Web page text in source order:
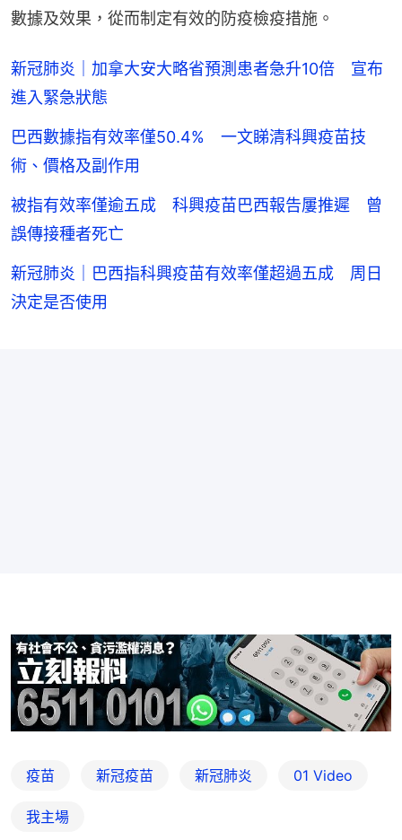
數據及效果，從而制定有效的防疫檢疫措施。
新冠肺炎｜加拿大安大略省預測患者急升10倍 宣布
進入緊急狀態
巴西數據指有效率僅50.4% 一文睇清科興疫苗技
術、價格及副作用
被指有效率僅逾五成 科興疫苗巴西報告屢推遲 曾
誤傳接種者死亡
新冠肺炎｜巴西指科興疫苗有效率僅超過五成 周日
決定是否使用
疫苗 新冠疫苗 新冠肺炎 01 Video
我主場